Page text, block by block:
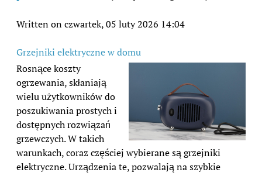
Written on czwartek, 05 luty 2026 14:04
Grzejniki elektryczne w domu
Rosnące koszty
ogrzewania, skłaniają
wielu użytkowników do
poszukiwania prostych i
dostępnych rozwiązań
grzewczych. W takich
warunkach, coraz częściej wybierane są grzejniki
elektryczne. Urządzenia te, pozwalają na szybkie